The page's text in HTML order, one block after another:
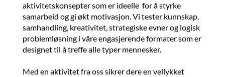
aktivitetskonsepter som er ideelle for å styrke
samarbeid og gi økt motivasjon. Vi tester kunnskap,
samhandling, kreativitet, strategiske evner og logisk
problemløsning i våre engasjerende formater som er
designet til å treffe alle typer mennesker.
Med en aktivitet fra oss sikrer dere en vellykket